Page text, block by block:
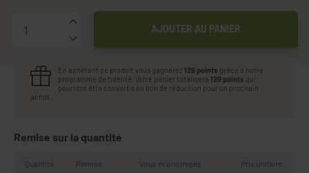
AJOUTER AU PANIER
En achetant ce produit vous gagnerez 129 points grâce à notre
programme de fidélité. Votre panier totalisera 129 points qui
pourront être convertis en bon de réduction pour un prochain
achat.
Remise sur la quantité
Quantité Remise Vous économisez Prix unitaire